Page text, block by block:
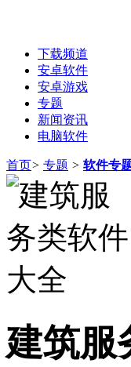
下载频道
安卓软件
安卓游戏
专题
新闻资讯
电脑软件
首页> 专题 > 软件专
建筑服